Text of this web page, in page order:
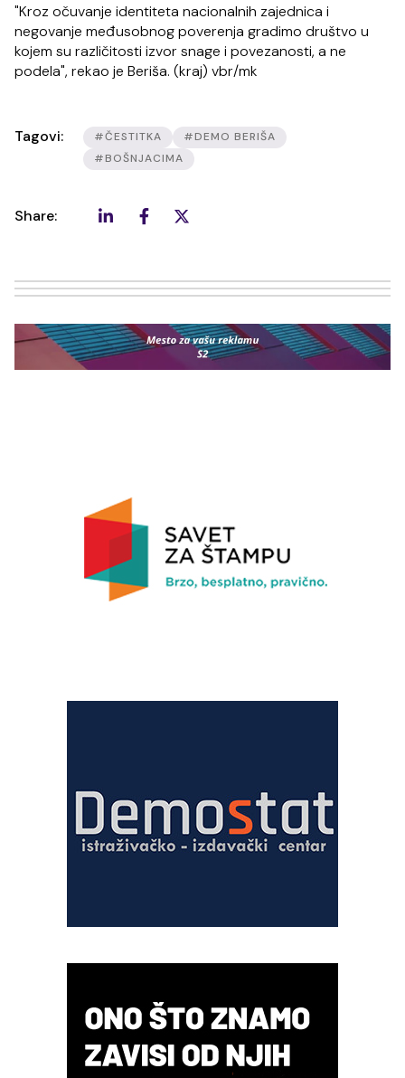
"Kroz očuvanje identiteta nacionalnih zajednica i
negovanje međusobnog poverenja gradimo društvo u
kojem su različitosti izvor snage i povezanosti, a ne
podela", rekao je Beriša. (kraj) vbr/mk
Tagovi: #ČESTITKA
#DEMO BERIŠA
#BOŠNJACIMA
Share: